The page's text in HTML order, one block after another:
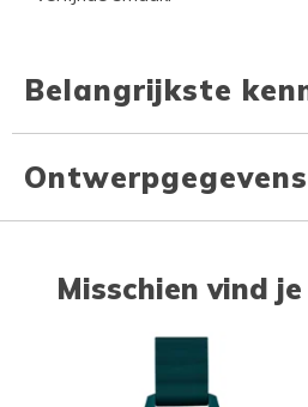
Belangrijkste
Ontwerpgegevens
Misschien vind